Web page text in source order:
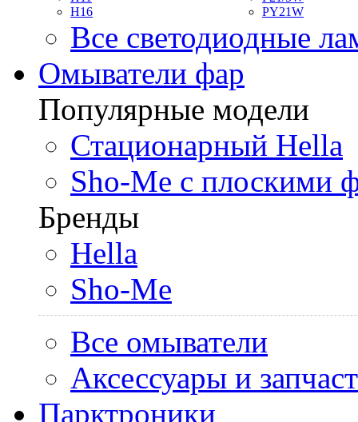
H16
PY21W
Все светодиодные
Омыватели фар
Популярные модели
Стационарный Hella
Sho-Me с плоскими
Бренды
Hella
Sho-Me
Все омыватели
Аксессуары и
Парктроники